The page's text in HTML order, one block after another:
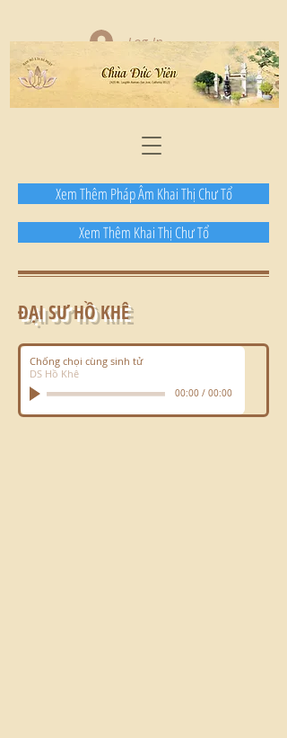
Log In
Xem Thêm Pháp Âm Khai Thị Chư Tổ
Xem Thêm Khai Thị Chư Tổ
ĐẠI SƯ HỒ KHÊ
Chống chọi cùng sinh tử
DS Hồ Khê
00:00 / 00:00